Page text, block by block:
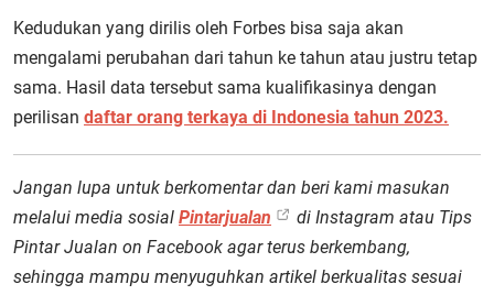
Kedudukan yang dirilis oleh Forbes bisa saja akan
mengalami perubahan dari tahun ke tahun atau justru tetap
sama. Hasil data tersebut sama kualifikasinya dengan
perilisan daftar orang terkaya di Indonesia tahun 2023.
Jangan lupa untuk berkomentar dan beri kami masukan
melalui media sosial Pintarjualan
di Instagram atau Tips
Pintar Jualan on Facebook agar terus berkembang,
sehingga mampu menyuguhkan artikel berkualitas sesuai